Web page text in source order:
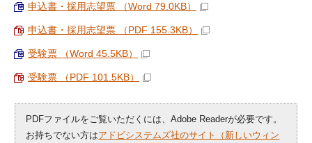
申込書・採用志望票 （Word 79.0KB）
申込書・採用志望票 （PDF 155.3KB）
受験票 （Word 45.5KB）
受験票 （PDF 101.5KB）
PDFファイルをご覧いただくには、Adobe Readerが必要です。
お持ちでない方はアドビシステムズ社のサイト（新しいウィン